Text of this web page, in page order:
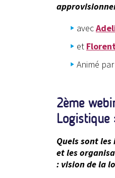
avec
et
Animé par
2ème
Quels sont
et les
: vision de la